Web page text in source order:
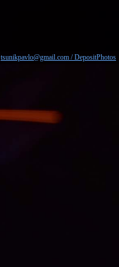
tsunikpavlo@gmail.com / DepositPhotos